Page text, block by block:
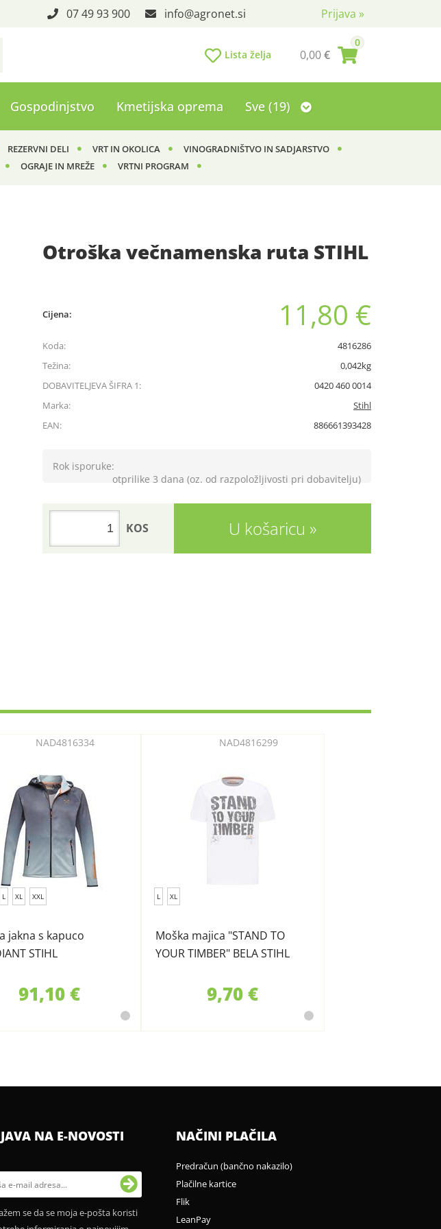
Prijava »
07 49 93 900 info agronet.si
0
0,00€
Lista želja
Gospodinjstvo Kmetijska oprema Sve (19)
REZERVNI DELI VRT IN OKOLICA
VINOGRADNIŠTVO IN SADJARSTVO
OGRAJE IN MREŽE VRTNI PROGRAM
Otroška večnamenska ruta STIHL
Cijena: 11,80 €
Koda:
4816286
Težina:
0,042kg
DOBAVITELJEVA ŠIFRA 1:
0420 460 0014
Marka:
Stihl
EAN:
886661393428
Rok isporuke:
otprilike 3 dana (oz. od razpoložljivosti pri dobavitelju)
U košaricu
KOS
L XL XXL
jakna s kapuco
STIHL
NAD4816334
91,10 €
L XL
Moška majica "STAND TO
YOUR TIMBER" BELA STIHL
NAD4816299
9,70 €
NA E-NOVOSTI
se da se moja e-pošta koristi
NAČINI PLAČILA
Predračun (bančno nakazilo)
Plačilne kartice
Flik
LeanPay